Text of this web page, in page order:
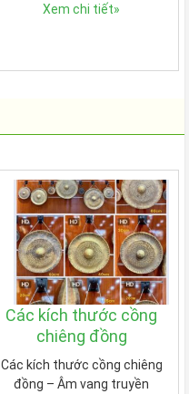
Xem chi tiết»
Các kích thước cồng
chiêng đồng
Các kích thước cồng chiêng
đồng – Âm vang truyền